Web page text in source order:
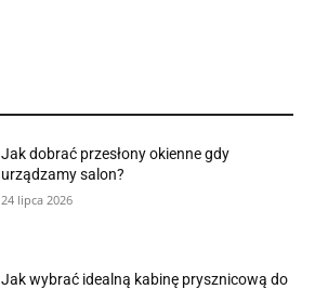
Jak dobrać przesłony okienne gdy
urządzamy salon?
24 lipca 2026
Jak wybrać idealną kabinę prysznicową do